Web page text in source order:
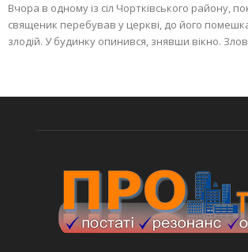
Вчора в одному із сіл Чортківського району,
священик перебував у церкві, до його
злодій. У будинку опинився, знявши вікно.